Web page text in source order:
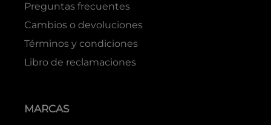
Preguntas frecuentes
Cambios o devoluciones
Términos y condiciones
Libro de reclamaciones
MARCAS